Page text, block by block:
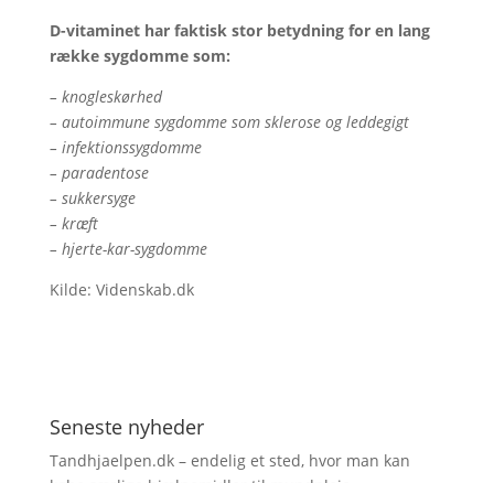
D-vitaminet har faktisk stor betydning for en lang
række sygdomme som:
– knogleskørhed
– autoimmune sygdomme som sklerose og leddegigt
– infektionssygdomme
– paradentose
– sukkersyge
– kræft
– hjerte-kar-sygdomme
Kilde: Videnskab.dk
Seneste nyheder
Tandhjaelpen.dk – endelig et sted, hvor man kan